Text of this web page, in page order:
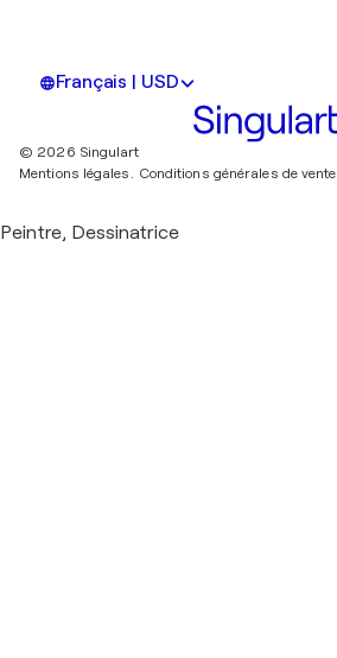
Français | USD
© 2026 Singulart
Mentions légales. Conditions générales de vente
Peintre, Dessinatrice